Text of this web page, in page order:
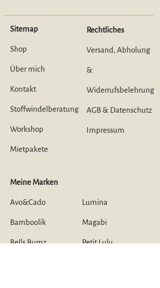
Sitemap
Shop
Über mich
Kontakt
Stoffwindelberatung
Workshop
Mietpakete
Rechtliches
Versand, Abholung
&
Widerrufsbelehrung
AGB & Datenschutz
Impressum
Meine Marken
Avo&Cado
Bamboolik
Bells Bumz
Lumina
Magabi
Petit Lulu